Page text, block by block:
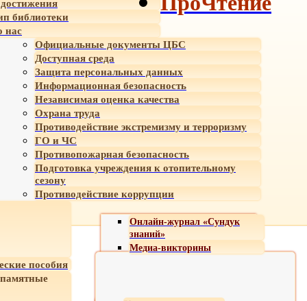
библиотеки
нас
Официальные документы ЦБС
Доступная среда
Защита персональных данных
Информационная безопасность
Независимая оценка качества
Охрана труда
Противодействие экстремизму и терроризму
ГО и ЧС
Противопожарная безопасность
Подготовка учреждения к отопительному
сезону
Противодействие коррупции
Онлайн-журнал «Сундук
знаний»
Медиа-викторины
пособия